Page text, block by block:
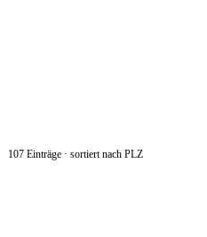
107 Einträge · sortiert nach PLZ